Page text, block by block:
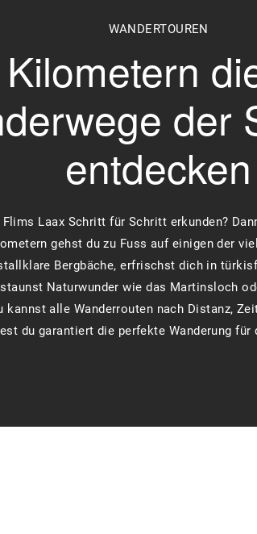
WANDERTOUREN
der
entdecken
Laax Schritt für Schritt erkunden?
gehst du zu Fuss auf einigen der
Bergbäche, erfrischst dich in
Naturwunder wie das Martinsloch
kannst alle Wanderrouten nach Distanz,
du garantiert die perfekte Wanderung für